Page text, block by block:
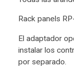
Rack panels
El adaptador
instalar los
por separado.